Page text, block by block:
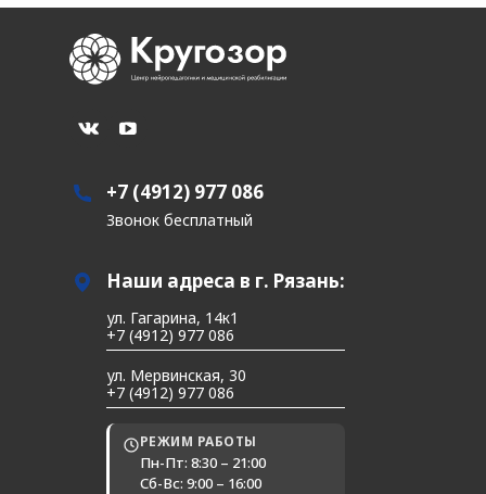
+7 (4912) 977 086
Звонок бесплатный
Наши адреса в г. Рязань:
ул. Гагарина, 14к1
+7 (4912) 977 086
ул. Мервинская, 30
+7 (4912) 977 086
РЕЖИМ РАБОТЫ
Пн-Пт: 8:30 – 21:00
Сб-Вс: 9:00 – 16:00